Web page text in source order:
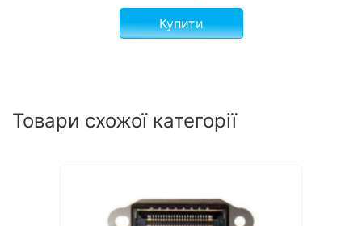
Купити
Товари схожої категорії